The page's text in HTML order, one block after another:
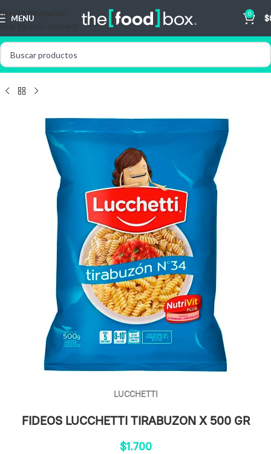
Skip to navigation
Skip to main content
MENU 0 $
LUCCHETTI
FIDEOS LUCCHETTI TIRABUZON X 500 GR
$1.700